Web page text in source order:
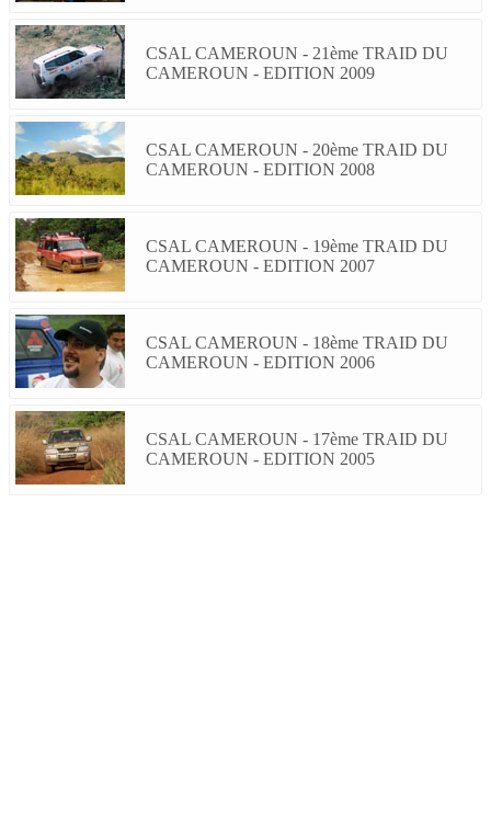
CSAL CAMEROUN - 21ème TRAID DU
CAMEROUN - EDITION 2009
CSAL CAMEROUN - 20ème TRAID DU
CAMEROUN - EDITION 2008
CSAL CAMEROUN - 19ème TRAID DU
CAMEROUN - EDITION 2007
CSAL CAMEROUN - 18ème TRAID DU
CAMEROUN - EDITION 2006
CSAL CAMEROUN - 17ème TRAID DU
CAMEROUN - EDITION 2005